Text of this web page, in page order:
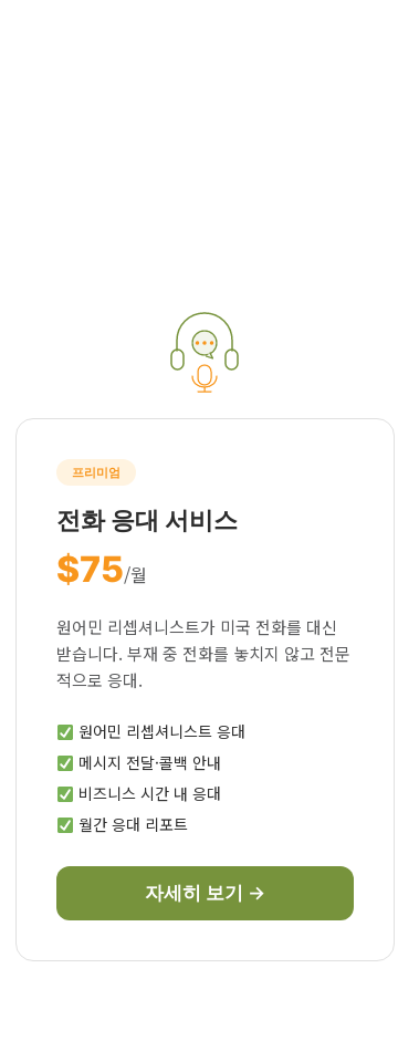
프리미엄
전화 응대 서비스
$75/월
원어민 리셉셔니스트가 미국 전화를 대신
받습니다. 부재 중 전화를 놓치지 않고 전문
적으로 응대.
원어민 리셉셔니스트 응대
메시지 전달·콜백 안내
비즈니스 시간 내 응대
월간 응대 리포트
자세히 보기 →